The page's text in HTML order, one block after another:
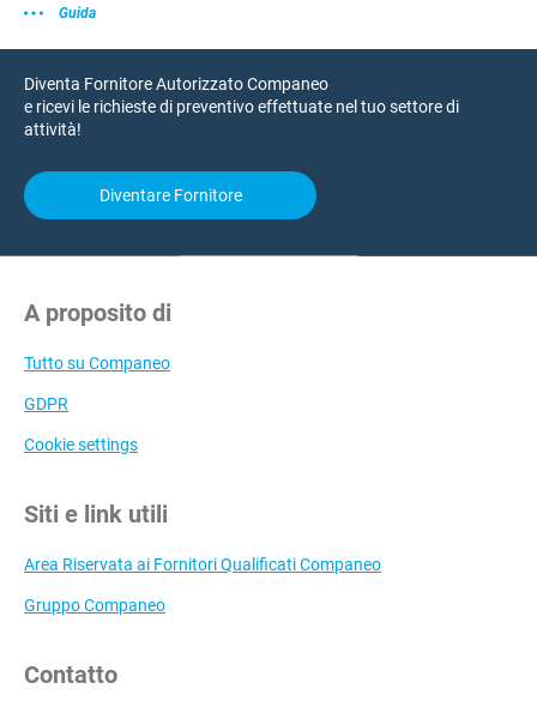
Guida
Diventa Fornitore Autorizzato Companeo
e ricevi le richieste di preventivo effettuate nel tuo settore di
attività!
Diventare Fornitore
A proposito di
Tutto su Companeo
GDPR
Cookie settings
Siti e link utili
Area Riservata ai Fornitori Qualificati Companeo
Gruppo Companeo
Contatto